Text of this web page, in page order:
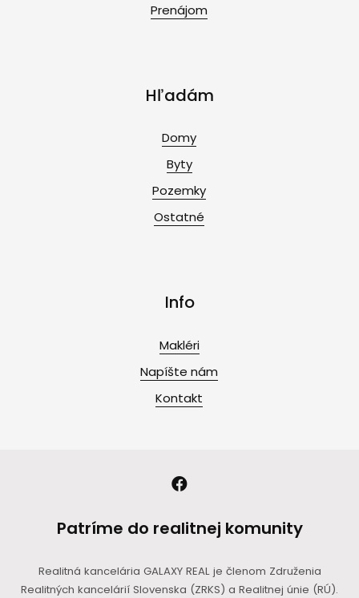
Prenájom
Hľadám
Domy
Byty
Pozemky
Ostatné
Info
Makléri
Napíšte nám
Kontakt
Patríme do realitnej komunity
Realitná kancelária GALAXY REAL je členom Združenia
Realitných kancelárií Slovenska (ZRKS) a Realitnej únie (RÚ).